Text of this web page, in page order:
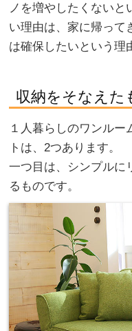
ノを増やしたくない
い理由は、家に帰って
は確保したいという理
収納をそなえた
１人暮らしのワンルー
トは、2つあります。
一つ目は、シンプルに
るものです。